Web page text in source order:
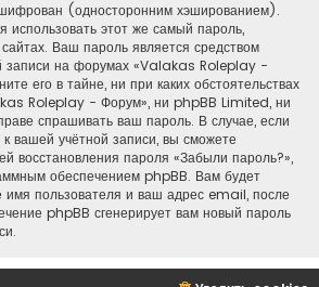
(односторонним хэшированием).
использовать этот же самый пароль,
сайтах. Ваш пароль является средством
записи на форумах «Valakas Roleplay -
его в тайне, ни при каких обстоятельствах
Roleplay - Форум», ни phpBB Limited, ни
спрашивать ваш пароль. В случае, если
вашей учётной записи, вы сможете
восстановления пароля «Забыли пароль?»,
обеспечением phpBB. Вам будет
имя пользователя и ваш адрес email, после
phpBB сгенерирует вам новый пароль